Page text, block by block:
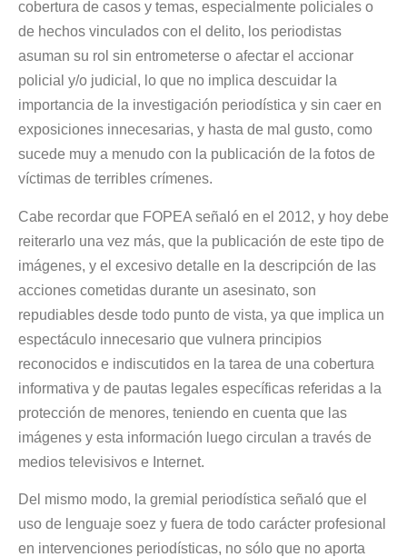
cobertura de casos y temas, especialmente policiales o
de hechos vinculados con el delito, los periodistas
asuman su rol sin entrometerse o afectar el accionar
policial y/o judicial, lo que no implica descuidar la
importancia de la investigación periodística y sin caer en
exposiciones innecesarias, y hasta de mal gusto, como
sucede muy a menudo con la publicación de la fotos de
víctimas de terribles crímenes.
Cabe recordar que FOPEA señaló en el 2012, y hoy debe
reiterarlo una vez más, que la publicación de este tipo de
imágenes, y el excesivo detalle en la descripción de las
acciones cometidas durante un asesinato, son
repudiables desde todo punto de vista, ya que implica un
espectáculo innecesario que vulnera principios
reconocidos e indiscutidos en la tarea de una cobertura
informativa y de pautas legales específicas referidas a la
protección de menores, teniendo en cuenta que las
imágenes y esta información luego circulan a través de
medios televisivos e Internet.
Del mismo modo, la gremial periodística señaló que el
uso de lenguaje soez y fuera de todo carácter profesional
en intervenciones periodísticas, no sólo que no aporta